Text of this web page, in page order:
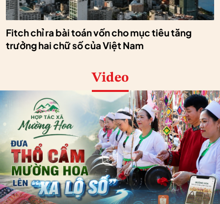
Fitch chỉ ra bài toán vốn cho mục tiêu tăng
trưởng hai chữ số của Việt Nam
Video